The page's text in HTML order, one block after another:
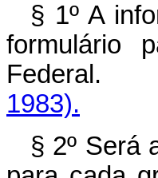
§ 1º A
formulário
1983).
§ 2º Será